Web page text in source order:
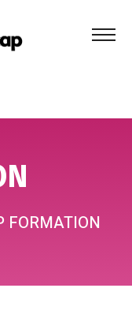
Menu
FORMATION